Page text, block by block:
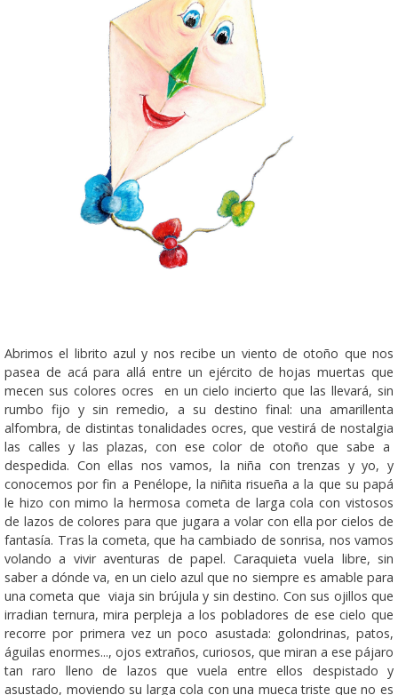
Abrimos el librito azul y nos recibe un viento de otoño que nos
pasea de acá para allá entre un ejército de hojas muertas que
mecen sus colores ocres en un cielo incierto que las llevará, sin
rumbo fijo y sin remedio, a su destino final: una amarillenta
alfombra, de distintas tonalidades ocres, que vestirá de nostalgia
las calles y las plazas, con ese color de otoño que sabe a
despedida. Con ellas nos vamos, la niña con trenzas y yo, y
conocemos por fin a Penélope, la niñita risueña a la que su papá
le hizo con mimo la hermosa cometa de larga cola con vistosos
de lazos de colores para que jugara a volar con ella por cielos de
fantasía. Tras la cometa, que ha cambiado de sonrisa, nos vamos
volando a vivir aventuras de papel. Caraquieta vuela libre, sin
saber a dónde va, en un cielo azul que no siempre es amable para
una cometa que viaja sin brújula y sin destino. Con sus ojillos que
irradian ternura, mira perpleja a los pobladores de ese cielo que
recorre por primera vez un poco asustada: golondrinas, patos,
águilas enormes..., ojos extraños, curiosos, que miran a ese pájaro
tan raro lleno de lazos que vuela entre ellos despistado y
asustado, moviendo su larga cola con una mueca triste que no es